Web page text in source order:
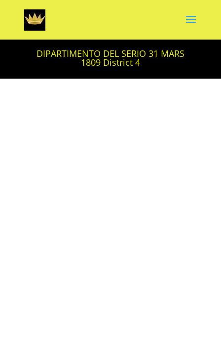
DIPARTIMENTO DEL SERIO 31 MARS
1809 District 4